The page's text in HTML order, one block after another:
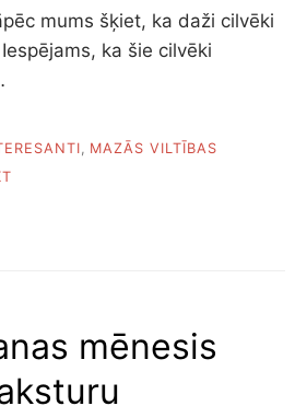
mums šķiet, ka daži cilvēki
ka šie cilvēki
MAZĀS VILTĪBAS
mēnesis